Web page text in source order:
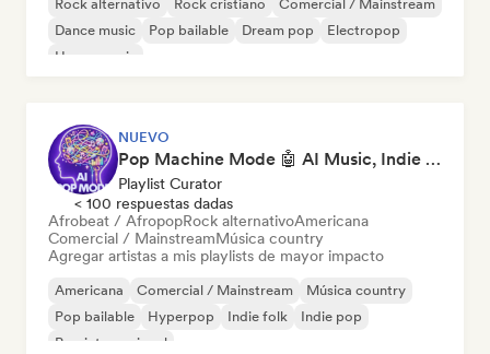
Rock alternativo Rock cristiano
Comercial / Mainstream
Dance music
Pop bailable Dream pop
Electropop
House music
NUEVO
Pop Machine Mode 🤖 AI Music, Indie Pop & Dream Pop
Playlist Curator
< 100 respuestas dadas
Afrobeat / AfropopRock alternativoAmericana
Comercial / MainstreamMúsica country
Agregar artistas a mis playlists de mayor impacto
Americana Comercial / Mainstream
Música country
Pop bailable
Hyperpop Indie folk
Indie pop
Pop internacional